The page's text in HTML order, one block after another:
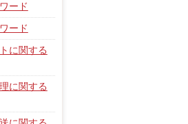
ード
ード
に関する
に関する